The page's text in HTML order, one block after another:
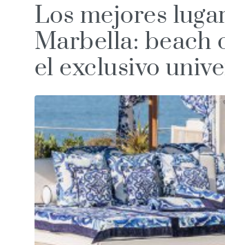
Los mejores
Marbella: beach
el exclusivo